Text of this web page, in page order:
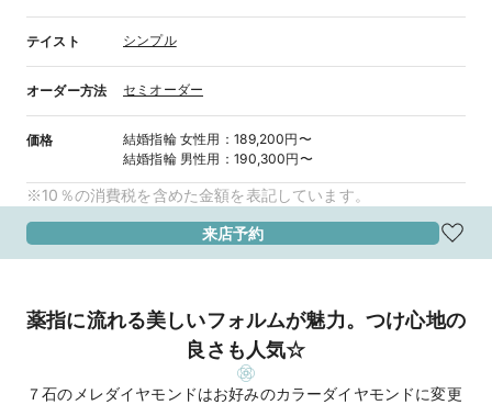
テイスト シンプル
オーダー方法 セミオーダー
価格 結婚指輪 女性用 ：189,200円〜
結婚指輪 男性用 ：190,300円〜
※10％の消費税を含めた金額を表記しています。
来店予約
薬指に流れる美しいフォルムが魅力。つけ心地の
良さも人気☆
７石のメレダイヤモンドはお好みのカラーダイヤモンドに変更